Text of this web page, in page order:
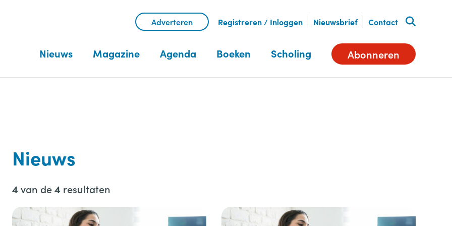
Adverteren Registreren / Inloggen Nieuwsbrief Contact
Nieuws Magazine Agenda Boeken Scholing Abonneren
Nieuws
4van de4 resultaten